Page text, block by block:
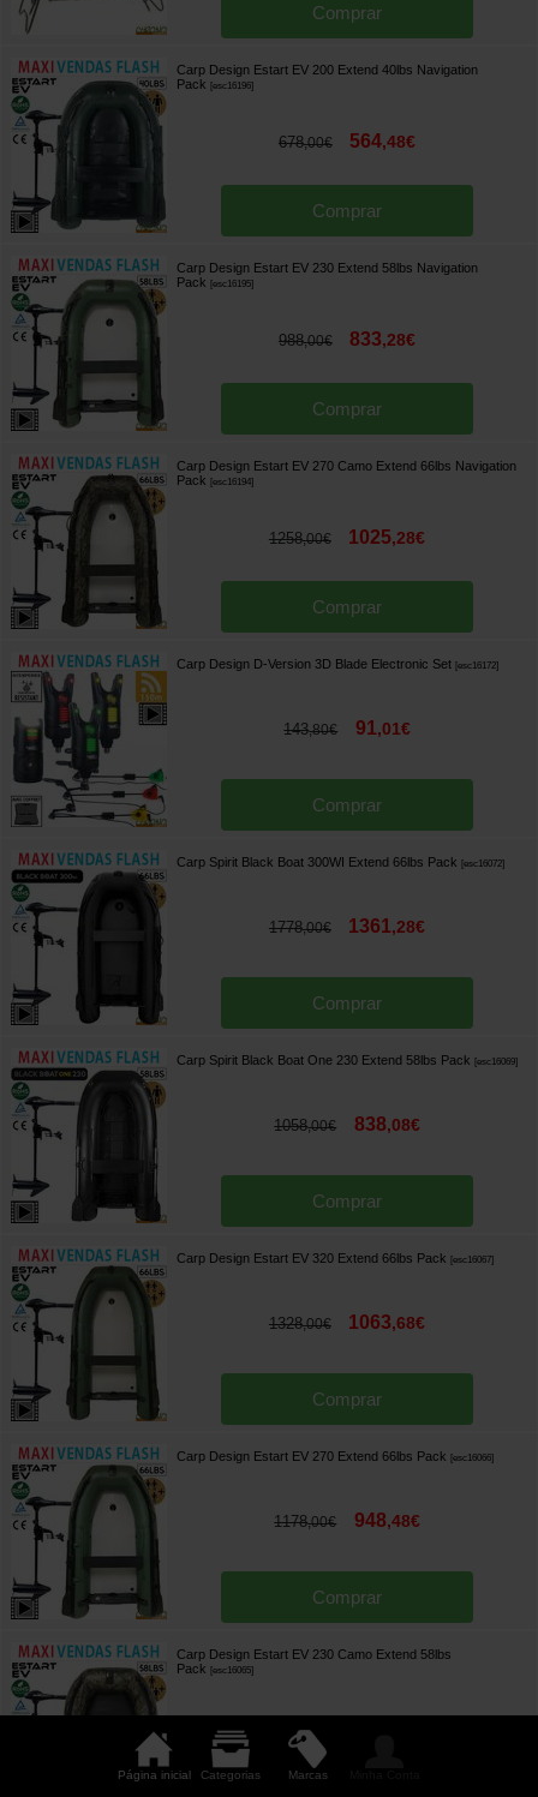
Página inicial Categorias Marcas
Comprar
Carp Design Estart EV 200 Extend 40lbs Navigation
Pack [esc16196]
678,00€ 564,48€
Comprar
Carp Design Estart EV 230 Extend 58lbs Navigation
Pack [esc16195]
988,00€ 833,28€
Comprar
Carp Design Estart EV 270 Camo Extend 66lbs Navigation
Pack [esc16194]
1258,00€ 1025,28€
Comprar
Carp Design D-Version 3D Blade Electronic Set [esc16172]
143,80€ 91,01€
Comprar
Carp Spirit Black Boat 300WI Extend 66lbs Pack [esc16072]
1778,00€ 1361,28€
Comprar
Carp Spirit Black Boat One 230 Extend 58lbs Pack [esc16069]
1058,00€ 838,08€
Comprar
Carp Design Estart EV 320 Extend 66lbs Pack [esc16067]
1328,00€ 1063,68€
Comprar
Carp Design Estart EV 270 Extend 66lbs Pack [esc16066]
1178,00€ 948,48€
Comprar
Carp Design Estart EV 230 Camo Extend 58lbs
Pack [esc16065]
1048,